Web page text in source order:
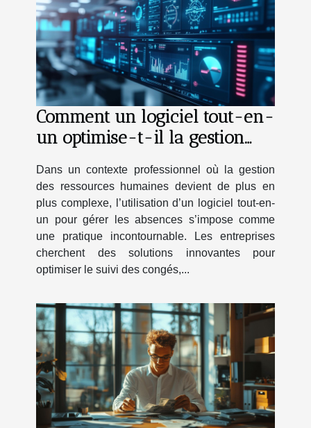
Comment un logiciel tout-en-
un optimise-t-il la gestion
Dans un contexte professionnel où la gestion
des ressources humaines devient de plus en
plus complexe, l’utilisation d’un logiciel tout-en-
un pour gérer les absences s’impose comme
une pratique incontournable. Les entreprises
cherchent des solutions innovantes pour
optimiser le suivi des congés,...